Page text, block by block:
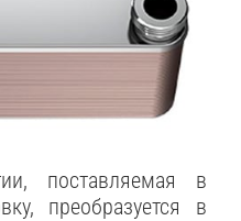
поставляемая в
преобразуется в